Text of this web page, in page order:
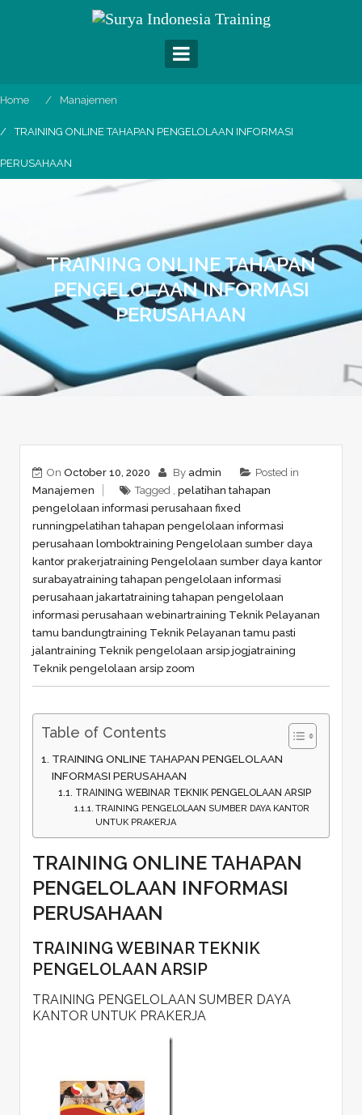
Home Manajemen
TRAINING ONLINE TAHAPAN PENGELOLAAN INFORMASI
PERUSAHAAN
TRAINING ONLINE TAHAPAN
PENGELOLAAN INFORMASI
PERUSAHAAN
On October 10, 2020 By admin
Posted in
Manajemen
Tagged , pelatihan tahapan
pengelolaan informasi perusahaan fixed
runningpelatihan tahapan pengelolaan informasi
perusahaan lomboktraining Pengelolaan sumber daya
kantor prakerjatraining Pengelolaan sumber daya kantor
surabayatraining tahapan pengelolaan informasi
perusahaan jakartatraining tahapan pengelolaan
informasi perusahaan webinartraining Teknik Pelayanan
tamu bandungtraining Teknik Pelayanan tamu pasti
jalantraining Teknik pengelolaan arsip jogjatraining
Teknik pengelolaan arsip zoom
Table of Contents
TRAINING ONLINE TAHAPAN PENGELOLAAN
INFORMASI PERUSAHAAN
TRAINING WEBINAR TEKNIK PENGELOLAAN ARSIP
TRAINING PENGELOLAAN SUMBER DAYA KANTOR
UNTUK PRAKERJA
TRAINING ONLINE TAHAPAN
PENGELOLAAN INFORMASI
PERUSAHAAN
TRAINING WEBINAR TEKNIK
PENGELOLAAN ARSIP
TRAINING PENGELOLAAN SUMBER DAYA
KANTOR UNTUK PRAKERJA